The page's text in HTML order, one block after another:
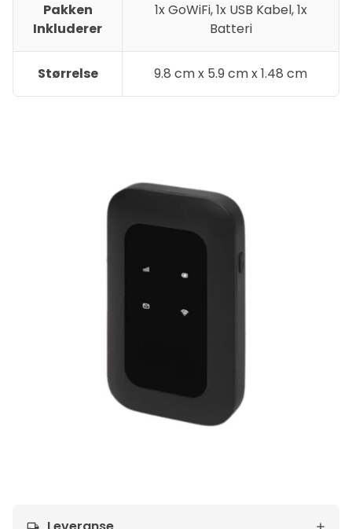
Pakken
Inkluderer
1x GoWiFi, 1x USB Kabel, 1x
Batteri
Størrelse 9.8 cm x 5.9 cm x 1.48 cm